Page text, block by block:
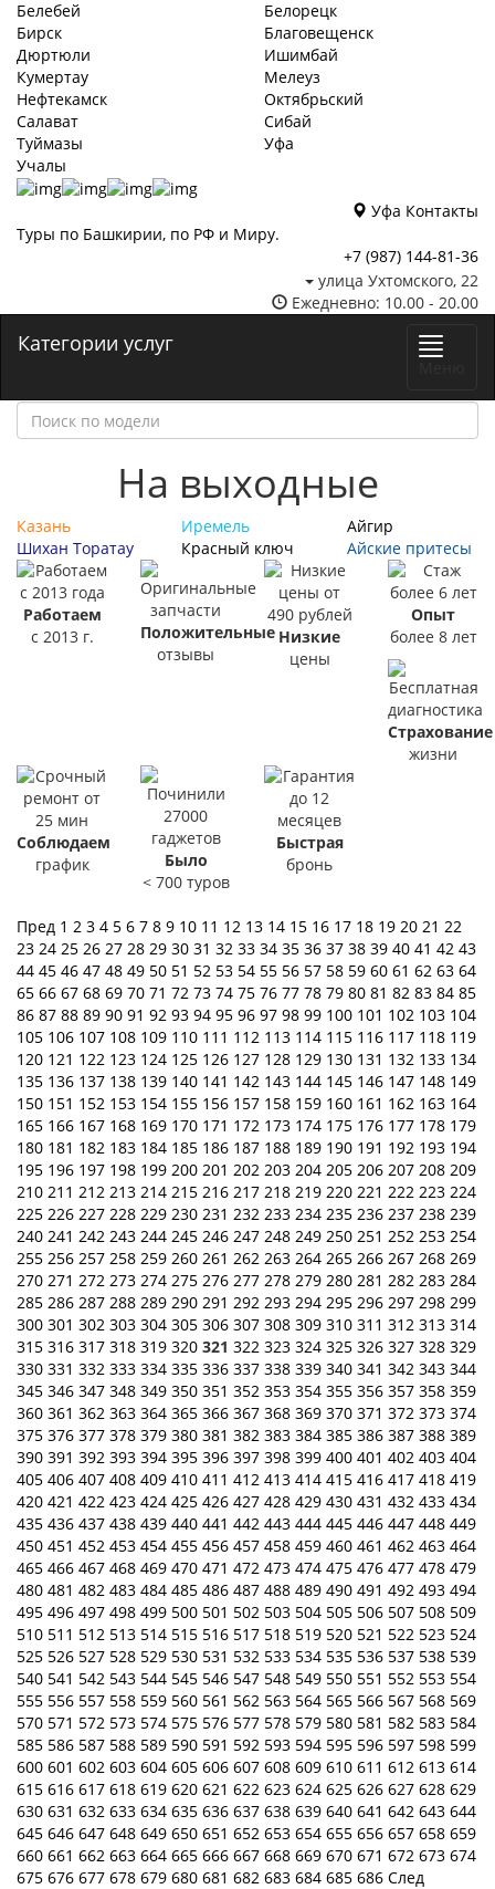
Белебей
Белорецк
Бирск
Благовещенск
Дюртюли
Ишимбай
Кумертау
Мелеуз
Нефтекамск
Октябрьский
Салават
Сибай
Туймазы
Уфа
Учалы
Уфа Контакты
Туры по Башкирии, по РФ и Миру.
+7 (987) 144-81-36
улица Ухтомского, 22
Ежедневно: 10.00 - 20.00
Категории услуг
На выходные
Казань Иремель
Айгир
Шихан Торатау
Красный ключ Айские притесы
Работаем
с 2013 г.
Положительные
отзывы
Низкие
цены
Опыт
более 8 лет
Страхование
жизни
Соблюдаем
график
Было
< 700 туров
Быстрая
бронь
Пред 1 2 3 4 5 6 7 8 9 10 11 12 13 14 15 16 17 18 19 20 21 22
23 24 25 26 27 28 29 30 31 32 33 34 35 36 37 38 39 40 41 42 43
44 45 46 47 48 49 50 51 52 53 54 55 56 57 58 59 60 61 62 63 64
65 66 67 68 69 70 71 72 73 74 75 76 77 78 79 80 81 82 83 84 85
86 87 88 89 90 91 92 93 94 95 96 97 98 99 100 101 102 103 104
105 106 107 108 109 110 111 112 113 114 115 116 117 118 119
120 121 122 123 124 125 126 127 128 129 130 131 132 133 134
135 136 137 138 139 140 141 142 143 144 145 146 147 148 149
150 151 152 153 154 155 156 157 158 159 160 161 162 163 164
165 166 167 168 169 170 171 172 173 174 175 176 177 178 179
180 181 182 183 184 185 186 187 188 189 190 191 192 193 194
195 196 197 198 199 200 201 202 203 204 205 206 207 208 209
210 211 212 213 214 215 216 217 218 219 220 221 222 223 224
225 226 227 228 229 230 231 232 233 234 235 236 237 238 239
240 241 242 243 244 245 246 247 248 249 250 251 252 253 254
255 256 257 258 259 260 261 262 263 264 265 266 267 268 269
270 271 272 273 274 275 276 277 278 279 280 281 282 283 284
285 286 287 288 289 290 291 292 293 294 295 296 297 298 299
300 301 302 303 304 305 306 307 308 309 310 311 312 313 314
315 316 317 318 319 320 321 322 323 324 325 326 327 328 329
330 331 332 333 334 335 336 337 338 339 340 341 342 343 344
345 346 347 348 349 350 351 352 353 354 355 356 357 358 359
360 361 362 363 364 365 366 367 368 369 370 371 372 373 374
375 376 377 378 379 380 381 382 383 384 385 386 387 388 389
390 391 392 393 394 395 396 397 398 399 400 401 402 403 404
405 406 407 408 409 410 411 412 413 414 415 416 417 418 419
420 421 422 423 424 425 426 427 428 429 430 431 432 433 434
435 436 437 438 439 440 441 442 443 444 445 446 447 448 449
450 451 452 453 454 455 456 457 458 459 460 461 462 463 464
465 466 467 468 469 470 471 472 473 474 475 476 477 478 479
480 481 482 483 484 485 486 487 488 489 490 491 492 493 494
495 496 497 498 499 500 501 502 503 504 505 506 507 508 509
510 511 512 513 514 515 516 517 518 519 520 521 522 523 524
525 526 527 528 529 530 531 532 533 534 535 536 537 538 539
540 541 542 543 544 545 546 547 548 549 550 551 552 553 554
555 556 557 558 559 560 561 562 563 564 565 566 567 568 569
570 571 572 573 574 575 576 577 578 579 580 581 582 583 584
585 586 587 588 589 590 591 592 593 594 595 596 597 598 599
600 601 602 603 604 605 606 607 608 609 610 611 612 613 614
615 616 617 618 619 620 621 622 623 624 625 626 627 628 629
630 631 632 633 634 635 636 637 638 639 640 641 642 643 644
645 646 647 648 649 650 651 652 653 654 655 656 657 658 659
660 661 662 663 664 665 666 667 668 669 670 671 672 673 674
675 676 677 678 679 680 681 682 683 684 685 686 След